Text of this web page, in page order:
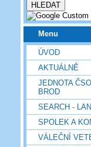
Menu
ÚVOD
AKTUÁLNĚ
JEDNOTA
BROD
SEARCH -
SPOLEK A
VÁLEČNÍ